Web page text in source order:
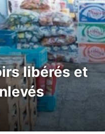
libérés et